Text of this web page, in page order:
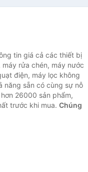
tin giá cả các thiết bị
rửa chén, máy nước
điện, máy lọc không
năng sẵn có cùng sự nỗ
26000 sản phẩm,
trước khi mua. Chúng